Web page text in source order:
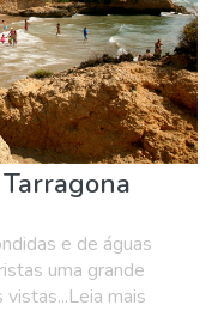
e de águas
uma grande
mais